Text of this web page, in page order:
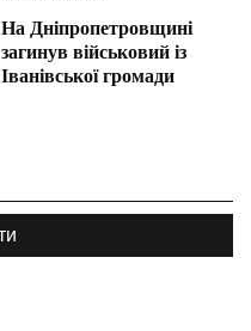
На Дніпропетровщині
загинув військовий із
Іванівської громади